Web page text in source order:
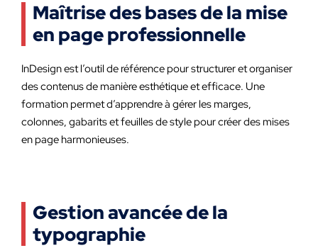
Maîtrise des bases de la mise
en page professionnelle
InDesign est l’outil de référence pour structurer et organiser
des contenus de manière esthétique et efficace. Une
formation permet d’apprendre à gérer les marges,
colonnes, gabarits et feuilles de style pour créer des mises
en page harmonieuses.
Gestion avancée de la
typographie